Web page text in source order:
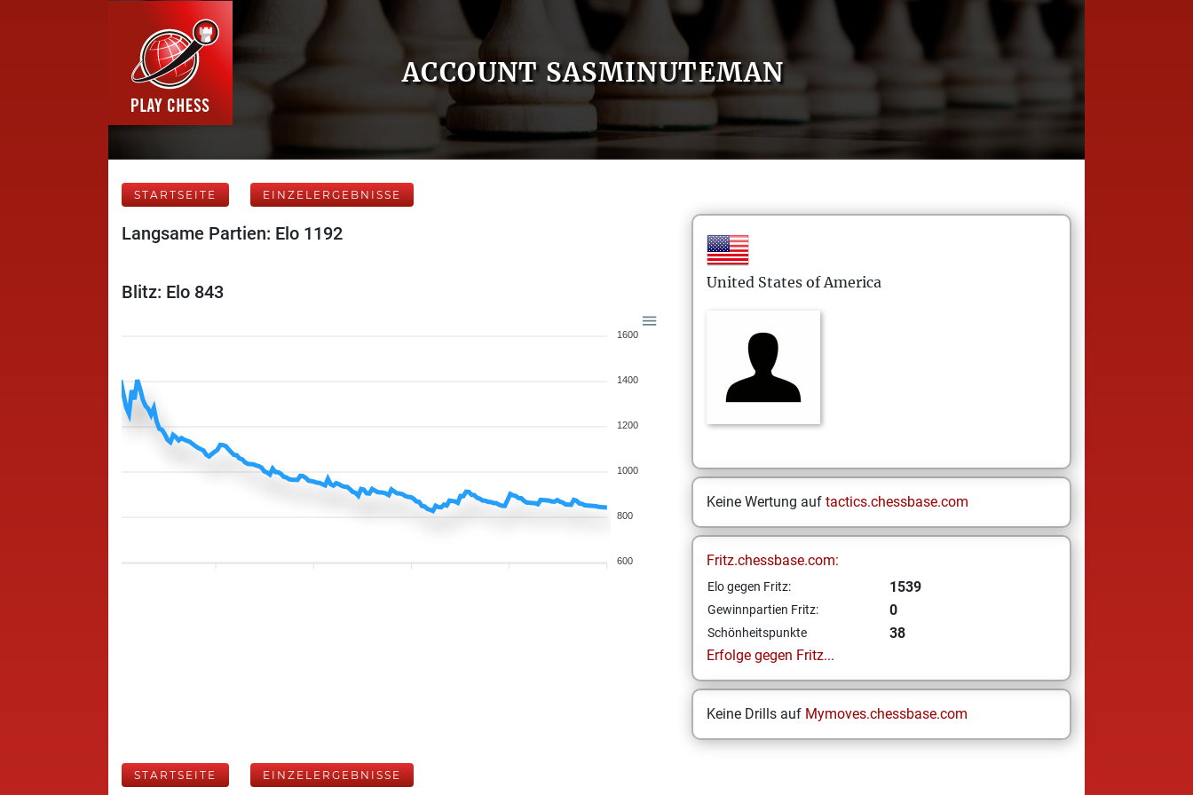
ACCOUNT SASMINUTEMAN
STARTSEITE EINZELERGEBNISSE
Langsame Partien: Elo 1192
Blitz: Elo 843
1600
1400
1200
1000
800
600
United States of America
Keine Wertung auf tactics.chessbase.com
Fritz.chessbase.com:
Elo gegen Fritz: 1539
Gewinnpartien Fritz: 0
Schönheitspunkte
38
Erfolge gegen Fritz...
Keine Drills auf Mymoves.chessbase.com
STARTSEITE EINZELERGEBNISSE